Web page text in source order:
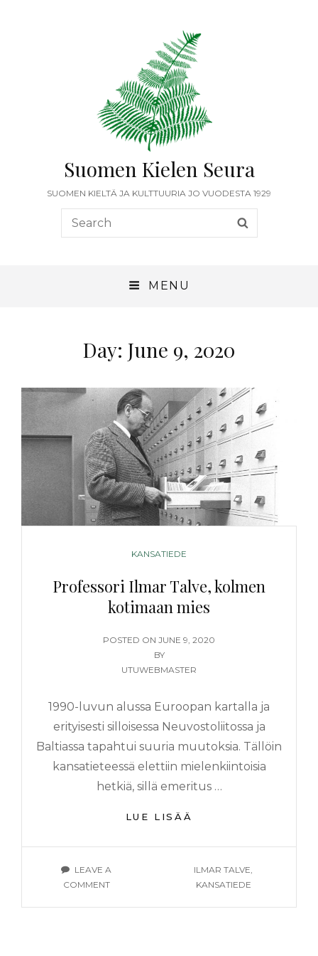
Suomen Kielen Seura
SUOMEN KIELTÄ JA KULTTUURIA JO VUODESTA 1929
Search
for:
MENU
Day: June 9, 2020
CATEGORIES
KANSATIEDE
Professori Ilmar Talve, kolmen
kotimaan mies
POSTED ON POSTED
ON
JUNE 9, 2020
BY
UTUWEBMASTER
1990-luvun alussa Euroopan kartalla ja
erityisesti silloisessa Neuvostoliitossa ja
Baltiassa tapahtui suuria muutoksia. Tällöin
kansatieteessä elettiin mielenkiintoisia
hetkiä, sillä emeritus …
LUE LISÄÄ
TALVE,
KOTIMAAN
LEAVE A
COMMENTON
TAGS
ILMAR TALVE
KANSATIEDE